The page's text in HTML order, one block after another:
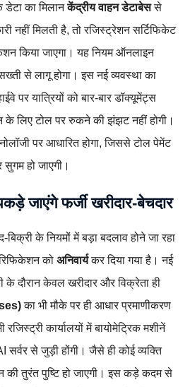
का मिलानकेंद्रीय वाहन डेटाबेससे
नहीं मिलती है, तो रजिस्ट्रेशन सर्टिफिकेट
किया जाएगा। यह नियम ऑनलाइन
से लागू होगा। इस नई व्यवस्था का
पर यात्रियों को बार-बार डॉक्यूमेंट्स
लिए टोल पर रुकने की झंझट नहीं होगी।
पर आधारित होगा, जिससे टोल पेमेंट
हो जाएगी।
जाएंगे फर्जी खरीदार-बेचदार
बिक्री के नियमों में बड़ा बदलाव होने जा रहा
को अनिवार्यकर दिया गया है। नई
के दौरान केवल खरीदार और विक्रेता ही
का भी मौके पर ही आधार प्रमाणीकरण
कार्यालयों में बायोमेट्रिक मशीनें
सर्वर से जुड़ी होंगी। जैसे ही कोई व्यक्ति
की तुरंत पुष्टि हो जाएगी। इस कड़े कदम से